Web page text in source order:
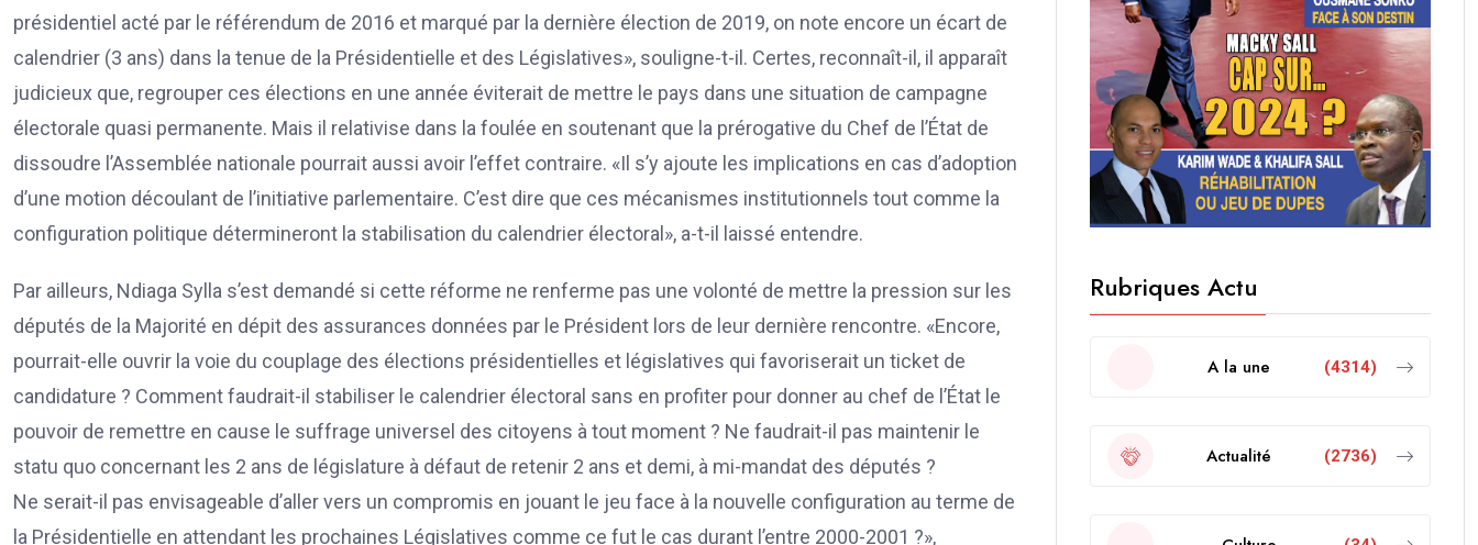
présidentiel acté par le référendum de 2016 et marqué par la dernière élection de 2019, on note encore un écart de
calendrier (3 ans) dans la tenue de la Présidentielle et des Législatives», souligne-t-il. Certes, reconnaît-il, il apparaît
judicieux que, regrouper ces élections en une année éviterait de mettre le pays dans une situation de campagne
électorale quasi permanente. Mais il relativise dans la foulée en soutenant que la prérogative du Chef de l’État de
dissoudre l’Assemblée nationale pourrait aussi avoir l’effet contraire. «Il s’y ajoute les implications en cas d’adoption
d’une motion découlant de l’initiative parlementaire. C’est dire que ces mécanismes institutionnels tout comme la
configuration politique détermineront la stabilisation du calendrier électoral», a-t-il laissé entendre.
Par ailleurs, Ndiaga Sylla s’est demandé si cette réforme ne renferme pas une volonté de mettre la pression sur les
députés de la Majorité en dépit des assurances données par le Président lors de leur dernière rencontre. «Encore,
pourrait-elle ouvrir la voie du couplage des élections présidentielles et législatives qui favoriserait un ticket de
candidature ? Comment faudrait-il stabiliser le calendrier électoral sans en profiter pour donner au chef de l’État le
pouvoir de remettre en cause le suffrage universel des citoyens à tout moment ? Ne faudrait-il pas maintenir le
statu quo concernant les 2 ans de législature à défaut de retenir 2 ans et demi, à mi-mandat des députés ?
Ne serait-il pas envisageable d’aller vers un compromis en jouant le jeu face à la nouvelle configuration au terme de
la Présidentielle en attendant les prochaines Législatives comme ce fut le cas durant l’entre 2000-2001 ?»,
Rubriques Actu
A la une (4314)
Actualité (2736)